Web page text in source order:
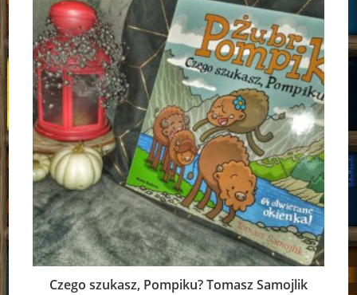
Czego szukasz, Pompiku? Tomasz Samojlik